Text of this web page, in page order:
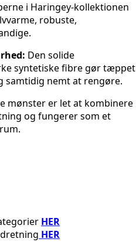
i Haringey-kollektionen
robuste,
Den solide
syntetiske fibre gør tæppet
nemt at rengøre.
mønster er let at kombinere
og fungerer som et
HER
HER